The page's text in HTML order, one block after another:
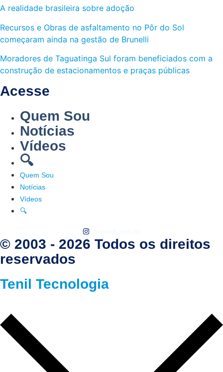
A realidade brasileira sobre adoção
Recursos e Obras de asfaltamento no Pôr do Sol
começaram ainda na gestão de Brunelli
Moradores de Taguatinga Sul foram beneficiados com a
construção de estacionamentos e praças públicas
Acesse
Quem Sou
Notícias
Vídeos
🔍
Quem Sou
Notícias
Vídeos
🔍
© 2003 - 2026 Todos os direitos
reservados
Tenil Tecnologia